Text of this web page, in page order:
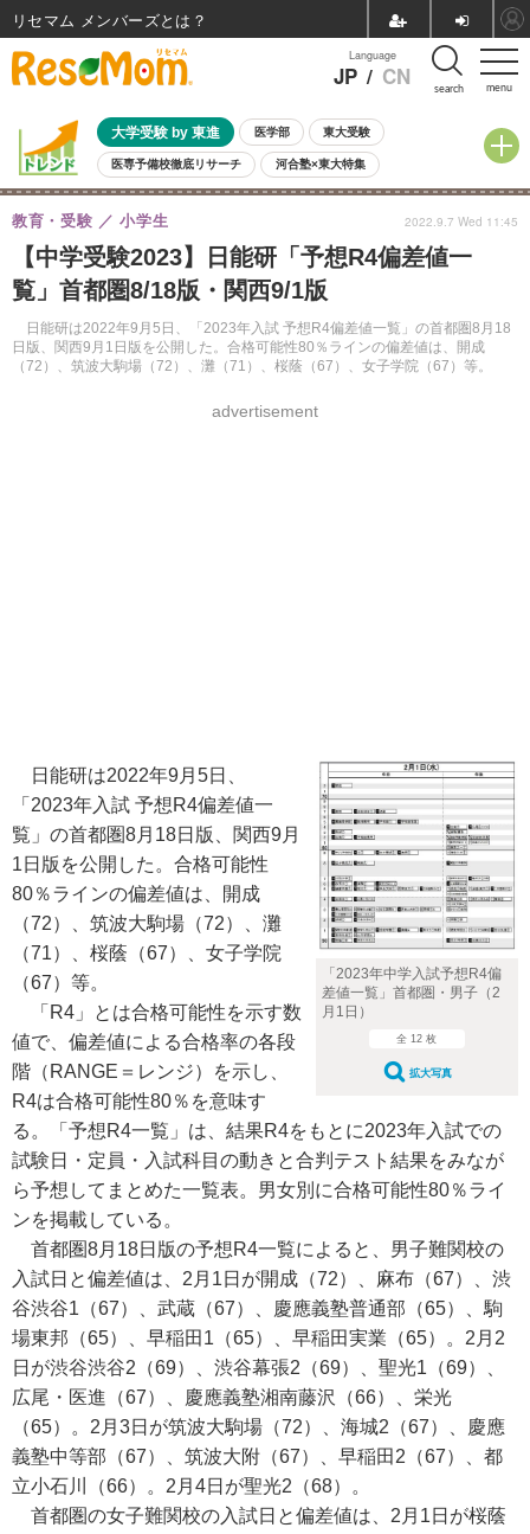
menu
Language
JP / CN search
大学受験 by 東進 医学部 東大受験
医専予備校徹底リサーチ 河合塾×東大特集
親子で考える大学選び 高校受験 中学受験 小学校受験
共通テスト 夏休み
8月開催イベント・WS 全国公立高校 過去問 人気記事
自由研究教材（小学生向け） 自由研究教材（中学生向け）
【中学受験2023】日能研「予想R4偏差値一
覧」首都圏8/18版・関西9/1版
日能研は2022年9月5日、「2023年入試 予想R4偏差値一覧」の首都圏8月18
日版、関西9月1日版を公開した。合格可能性80％ラインの偏差値は、開成
（72）、筑波大駒場（72）、灘（71）、桜蔭（67）、女子学院（67）等。
教育・受験 小学生
advertisement
2022.9.7 Wed 11:45
「2023年中学入試予想R4偏
差値一覧」首都圏・男子（2
月1日）
全 12 枚
拡大写真
日能研は2022年9月5日、
「2023年入試 予想R4偏差値一
覧」の首都圏8月18日版、関西9月
1日版を公開した。合格可能性
80％ラインの偏差値は、開成
（72）、筑波大駒場（72）、灘
（71）、桜蔭（67）、女子学院
（67）等。
「R4」とは合格可能性を示す数
値で、偏差値による合格率の各段
階（RANGE＝レンジ）を示し、
R4は合格可能性80％を意味す
る。「予想R4一覧」は、結果R4をもとに2023年入試での
試験日・定員・入試科目の動きと合判テスト結果をみなが
ら予想してまとめた一覧表。男女別に合格可能性80％ライ
ンを掲載している。
首都圏8月18日版の予想R4一覧によると、男子難関校の
入試日と偏差値は、2月1日が開成（72）、麻布（67）、渋
谷渋谷1（67）、武蔵（67）、慶應義塾普通部（65）、駒
場東邦（65）、早稲田1（65）、早稲田実業（65）。2月2
日が渋谷渋谷2（69）、渋谷幕張2（69）、聖光1（69）、
広尾・医進（67）、慶應義塾湘南藤沢（66）、栄光
（65）。2月3日が筑波大駒場（72）、海城2（67）、慶應
義塾中等部（67）、筑波大附（67）、早稲田2（67）、都
立小石川（66）。2月4日が聖光2（68）。
首都圏の女子難関校の入試日と偏差値は、2月1日が桜蔭
リセマム メンバーズ